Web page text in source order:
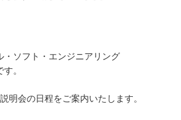
・ソフト・エンジニアリング
。
明会の日程をご案内いたします。